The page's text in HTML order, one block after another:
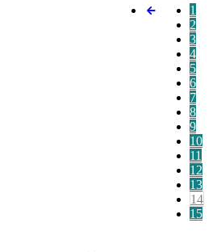
1
2
3
4
5
6
7
8
9
10
11
12
13
14
15